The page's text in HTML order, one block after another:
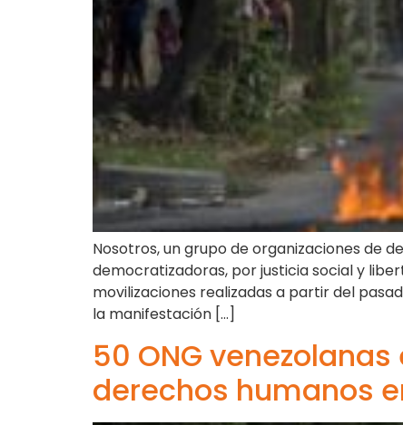
Nosotros, un grupo de organizaciones de
democratizadoras, por justicia social y
movilizaciones realizadas a partir del
la manifestación […]
50 ONG
derechos humanos